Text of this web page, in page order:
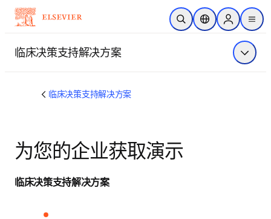
跳转到主内容
开放搜索位置选择器Sign in to
menu
临床决策支持解决方案 显示菜
临床决策支持解决方案
为您的企业获取演示
临床决策支持解决方案